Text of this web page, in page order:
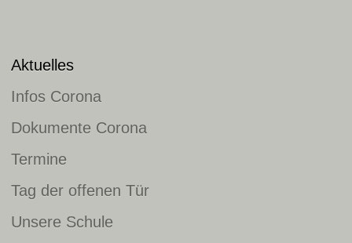
Aktuelles
Infos Corona
Dokumente Corona
Termine
Tag der offenen Tür
Unsere Schule